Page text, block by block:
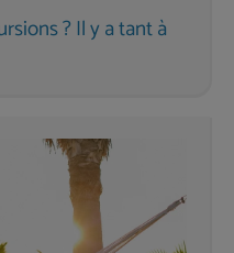
? Il y a tant à